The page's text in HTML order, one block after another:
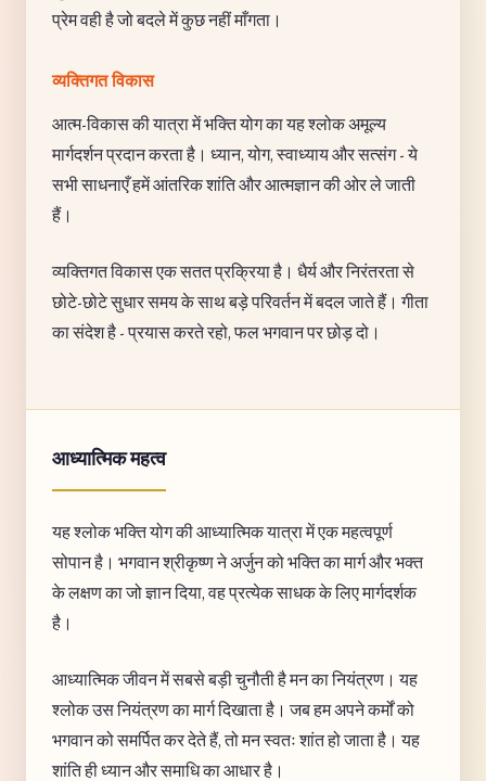
प्रेम वही है जो बदले में कुछ नहीं माँगता।
व्यक्तिगत विकास
आत्म-विकास की यात्रा में भक्ति योग का यह श्लोक अमूल्य
मार्गदर्शन प्रदान करता है। ध्यान, योग, स्वाध्याय और सत्संग - ये
सभी साधनाएँ हमें आंतरिक शांति और आत्मज्ञान की ओर ले जाती
हैं।
व्यक्तिगत विकास एक सतत प्रक्रिया है। धैर्य और निरंतरता से
छोटे-छोटे सुधार समय के साथ बड़े परिवर्तन में बदल जाते हैं। गीता
का संदेश है - प्रयास करते रहो, फल भगवान पर छोड़ दो।
आध्यात्मिक महत्व
यह श्लोक भक्ति योग की आध्यात्मिक यात्रा में एक महत्वपूर्ण
सोपान है। भगवान श्रीकृष्ण ने अर्जुन को भक्ति का मार्ग और भक्त
के लक्षण का जो ज्ञान दिया, वह प्रत्येक साधक के लिए मार्गदर्शक
है।
आध्यात्मिक जीवन में सबसे बड़ी चुनौती है मन का नियंत्रण। यह
श्लोक उस नियंत्रण का मार्ग दिखाता है। जब हम अपने कर्मों को
भगवान को समर्पित कर देते हैं, तो मन स्वतः शांत हो जाता है। यह
शांति ही ध्यान और समाधि का आधार है।